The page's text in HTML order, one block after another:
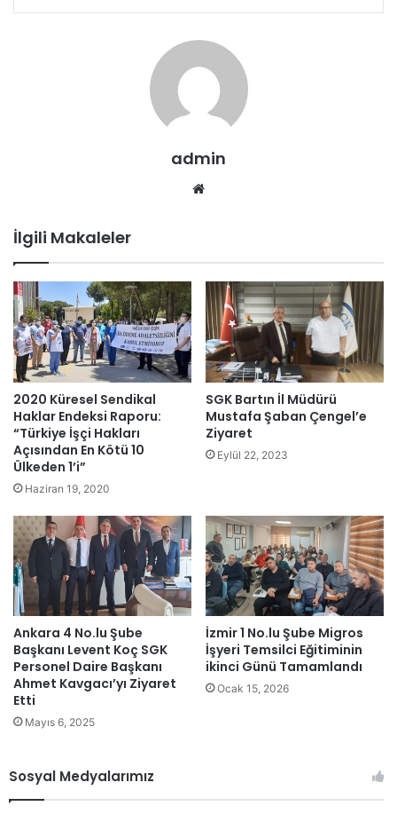
admin
İlgili Makaleler
2020 Küresel Sendikal
Haklar Endeksi Raporu:
“Türkiye İşçi Hakları
Açısından En Kötü 10
Ülkeden 1’i”
Haziran 19, 2020
SGK Bartın İl Müdürü
Mustafa Şaban Çengel’e
Ziyaret
Eylül 22, 2023
Ankara 4 No.lu Şube
Başkanı Levent Koç SGK
Personel Daire Başkanı
Ahmet Kavgacı’yı Ziyaret
Etti
Mayıs 6, 2025
İzmir 1 No.lu Şube Migros
İşyeri Temsilci Eğitiminin
ikinci Günü Tamamlandı
Ocak 15, 2026
Sosyal Medyalarımız